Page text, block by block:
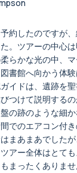
約したのですが
。ツアーの中心
らかな光の中、
書館へ向かう体
イドは、遺跡を
つけて説明するの
の跡のような細
でのエアコン付
まあまあでした
アー全体はとて
まったくありませ